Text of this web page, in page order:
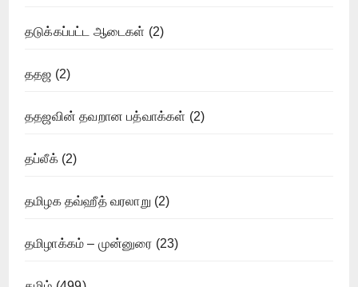
தடுக்கப்பட்ட ஆடைகள் (2)
ததஜ (2)
ததஜவின் தவறான பத்வாக்கள் (2)
தப்லீக்(2)
தமிழக தவ்ஹீத் வரலாறு (2)
தமிழாக்கம் – முன்னுரை (23)